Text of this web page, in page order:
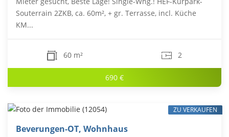
Souterrain 2ZKB, ca. 60m², + gr. Terrasse, incl. Küche
KM...
60 m² 2
690 €
Beverungen-OT, Wohnhaus
ZU VERKAUFEN